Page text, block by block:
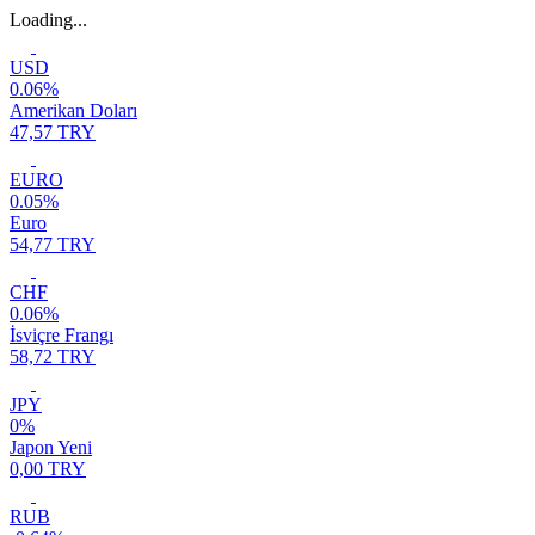
Loading...
USD
0.06%
Amerikan Doları
47,57 TRY
EURO
0.05%
Euro
54,77 TRY
CHF
0.06%
İsviçre Frangı
58,72 TRY
JPY
0%
Japon Yeni
0,00 TRY
RUB